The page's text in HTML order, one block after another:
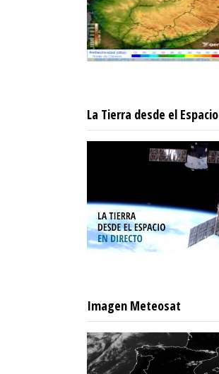
La Tierra desde el Espacio
Imagen Meteosat